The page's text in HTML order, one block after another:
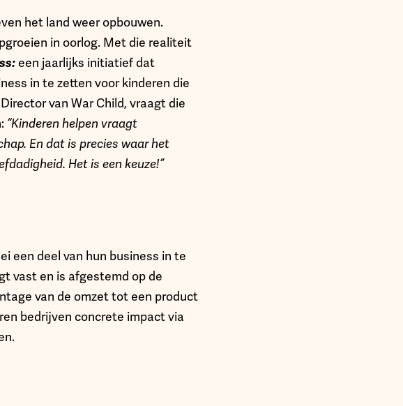
het land weer opbouwen.
in oorlog. Met die realiteit
een jaarlijks initiatief dat
in te zetten voor kinderen die
van War Child, vraagt die
“Kinderen helpen vraagt
En dat is precies waar het
Het is een keuze!”
een deel van hun business in te
vast en is afgestemd op de
van de omzet tot een product
bedrijven concrete impact via